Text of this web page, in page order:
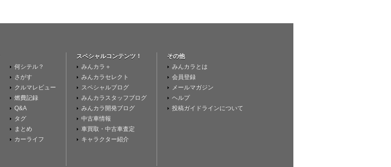
何シテル？
さがす
クルマレビュー
燃費記録
Q&A
タグ
まとめ
カーライフ
スペシャルコンテンツ！
みんカラ＋
みんカラセレクト
スペシャルブログ
みんカラスタッフブログ
みんカラ開発ブログ
中古車情報
車買取・中古車査定
キャラクター紹介
その他
みんカラとは
会員登録
メールマガジン
ヘルプ
投稿ガイドラインについて